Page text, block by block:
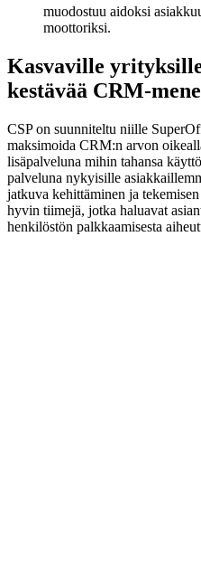
muodostuu aidoksi
moottoriksi.
Kasvaville
kestävää CRM-
CSP on suunniteltu niille
maksimoida CRM:n arvon
lisäpalveluna mihin tahansa
palveluna nykyisille
jatkuva kehittäminen ja
hyvin tiimejä, jotka haluavat
henkilöstön palkkaamisesta